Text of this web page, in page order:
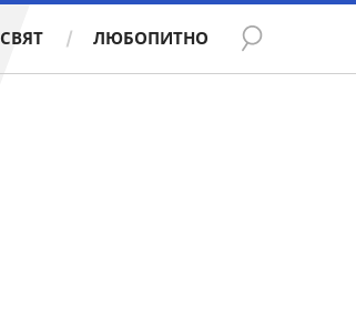
СВЯТ ЛЮБОПИТНО